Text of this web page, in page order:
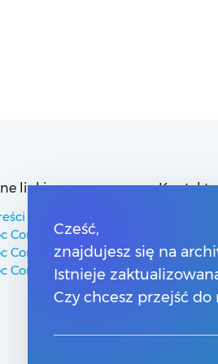
linki
Comarch Betterfly
Comarch e-Sklep
Comarch HRM
Kontakt
Cześć,
znajdujesz się na
Istnieje
Czy chcesz przejść do